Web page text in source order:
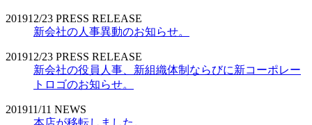
201912/23 PRESS RELEASE
新会社の人事異動のお知らせ。
201912/23 PRESS RELEASE
新会社の役員人事、新組織体制ならびに新コーポレー
トロゴのお知らせ。
201911/11 NEWS
本店が移転しました。